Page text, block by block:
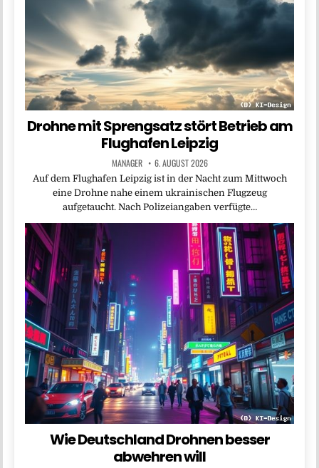
Drohne mit Sprengsatz stört Betrieb am
Flughafen Leipzig
MANAGER 6. AUGUST 2026
Auf dem Flughafen Leipzig ist in der Nacht zum Mittwoch
eine Drohne nahe einem ukrainischen Flugzeug
aufgetaucht. Nach Polizeiangaben verfügte…
Wie Deutschland Drohnen besser
abwehren will